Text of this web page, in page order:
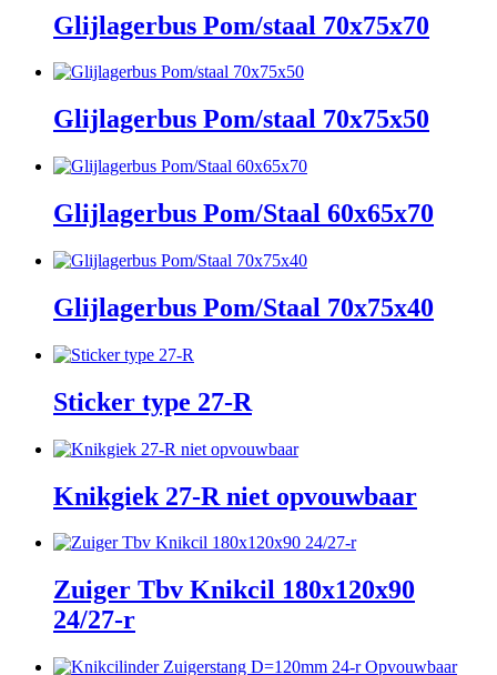
Glijlagerbus Pom/staal 70x75x70
Glijlagerbus Pom/staal 70x75x50
Glijlagerbus Pom/Staal 60x65x70
Glijlagerbus Pom/Staal 70x75x40
Sticker type 27-R
Knikgiek 27-R niet opvouwbaar
Zuiger Tbv Knikcil 180x120x90
24/27-r